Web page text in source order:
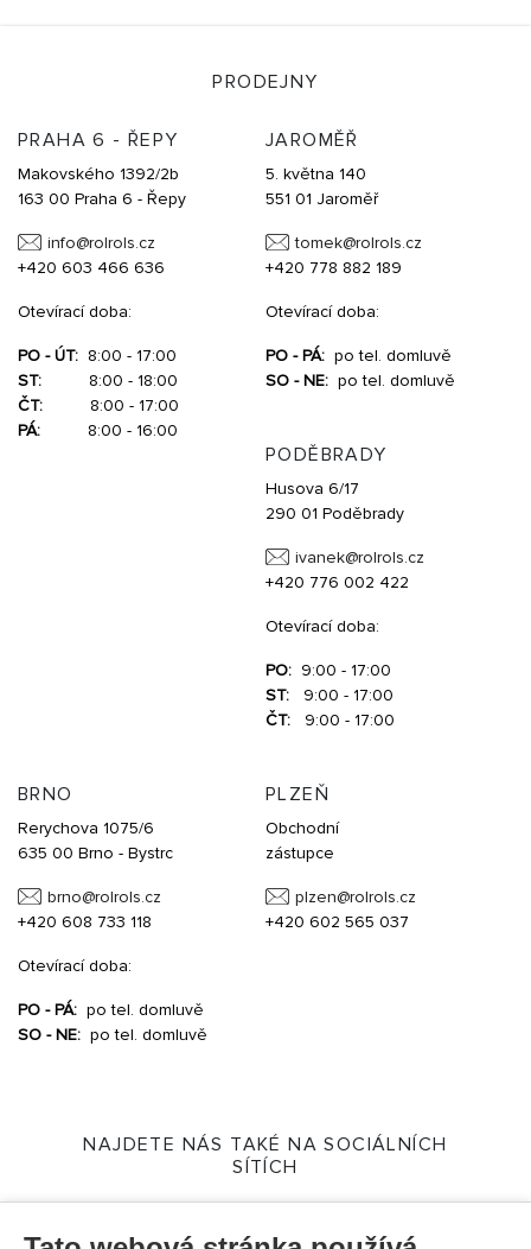
PRODEJNY
PRAHA 6 - ŘEPY
Makovského 1392/2b
163 00 Praha 6 - Řepy
info@rolrols.cz
+420 603 466 636
Otevírací doba:
PO - ÚT: 8:00 - 17:00
ST: 8:00 - 18:00
ČT: 8:00 - 17:00
PÁ: 8:00 - 16:00
JAROMĚŘ
5. května 140
551 01 Jaroměř
tomek@rolrols.cz
+420 778 882 189
Otevírací doba:
PO - PÁ: po tel. domluvě
SO - NE: po tel. domluvě
PODĚBRADY
Husova 6/17
290 01 Poděbrady
ivanek@rolrols.cz
+420 776 002 422
Otevírací doba:
PO: 9:00 - 17:00
ST: 9:00 - 17:00
ČT: 9:00 - 17:00
BRNO
Rerychova 1075/6
635 00 Brno - Bystrc
brno@rolrols.cz
+420 608 733 118
Otevírací doba:
PO - PÁ: po tel. domluvě
SO - NE: po tel. domluvě
PLZEŇ
Obchodní
zástupce
plzen@rolrols.cz
+420 602 565 037
NAJDETE NÁS TAKÉ NA SOCIÁLNÍCH
SÍTÍCH